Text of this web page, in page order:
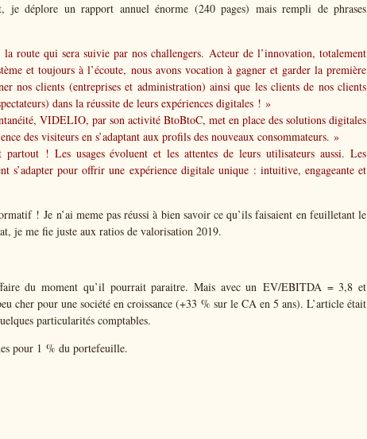
je déplore un rapport annuel énorme (240 pages) mais rempli de phrases
route qui sera suivie par nos challengers. Acteur de l’innovation, totalement
et toujours à l’écoute, nous avons vocation à gagner et garder la première
nos clients (entreprises et administration) ainsi que les clients de nos clients
dans la réussite de leurs expériences digitales ! »
VIDELIO, par son activité BtoBtoC, met en place des solutions digitales
des visiteurs en s’adaptant aux profils des nouveaux consommateurs. »
! Les usages évoluent et les attentes de leurs utilisateurs aussi. Les
s’adapter pour offrir une expérience digitale unique : intuitive, engageante et
!Je n’ai meme pas réussi à bien savoir ce qu’ils faisaient en feuilletant le
je me fie juste aux ratios de valorisation 2019.
du moment qu’il pourrait paraitre. Mais avec un EV/EBITDA = 3,8 et
cher pour une société en croissance (+33 % sur le CA en 5 ans). L’article était
particularités comptables.
pour 1 % du portefeuille.